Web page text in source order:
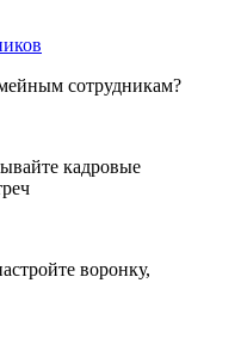
сотрудникам?
кадровые
воронку,